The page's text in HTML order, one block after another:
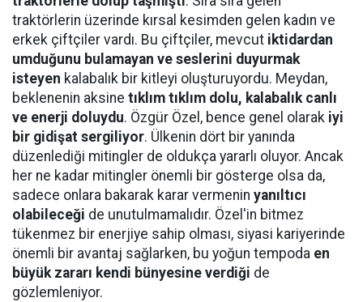
traktörlerin üzerinde kırsal kesimden gelen kadın ve
erkek çiftçiler vardı. Bu çiftçiler, mevcut iktidardan
umduğunu bulamayan ve seslerini duyurmak
isteyen kalabalık bir kitleyi oluşturuyordu. Meydan,
beklenenin aksine tıklım tıklım dolu, kalabalık canlı
ve enerji doluydu. Özgür Özel, bence genel olarak iyi
bir gidişat sergiliyor. Ülkenin dört bir yanında
düzenlediği mitingler de oldukça yararlı oluyor. Ancak
her ne kadar mitingler önemli bir gösterge olsa da,
sadece onlara bakarak karar vermenin yanıltıcı
olabileceği de unutulmamalıdır. Özel'in bitmez
tükenmez bir enerjiye sahip olması, siyasi kariyerinde
önemli bir avantaj sağlarken, bu yoğun tempoda en
büyük zararı kendi bünyesine verdiği de
gözlemleniyor.